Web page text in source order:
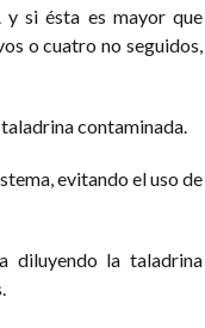
y si ésta es mayor que
o cuatro no seguidos,
contaminada.
evitando el uso de
diluyendo la taladrina